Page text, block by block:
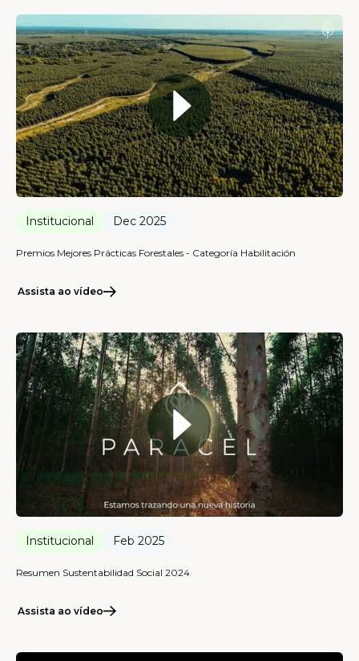
Institucional Dec 2025
Premios Mejores Prácticas Forestales - Categoría Habilitación
Assista ao vídeo
Institucional Feb 2025
Resumen Sustentabilidad Social 2024
Assista ao vídeo